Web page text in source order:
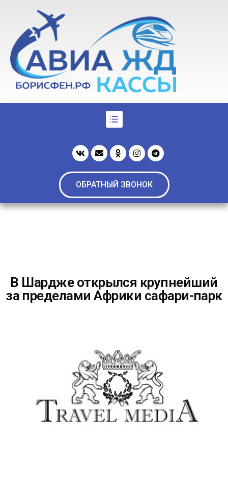
ОБРАТНЫЙ ЗВОНОК
В Шардже открылся крупнейший
за пределами Африки сафари-парк